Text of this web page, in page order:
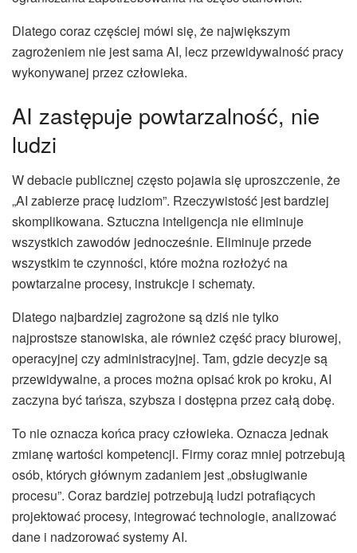
Dlatego coraz częściej mówi się, że największym
zagrożeniem nie jest sama AI, lecz przewidywalność pracy
wykonywanej przez człowieka.
AI zastępuje powtarzalność, nie
ludzi
W debacie publicznej często pojawia się uproszczenie, że
„AI zabierze pracę ludziom”. Rzeczywistość jest bardziej
skomplikowana. Sztuczna inteligencja nie eliminuje
wszystkich zawodów jednocześnie. Eliminuje przede
wszystkim te czynności, które można rozłożyć na
powtarzalne procesy, instrukcje i schematy.
Dlatego najbardziej zagrożone są dziś nie tylko
najprostsze stanowiska, ale również część pracy biurowej,
operacyjnej czy administracyjnej. Tam, gdzie decyzje są
przewidywalne, a proces można opisać krok po kroku, AI
zaczyna być tańsza, szybsza i dostępna przez całą dobę.
To nie oznacza końca pracy człowieka. Oznacza jednak
zmianę wartości kompetencji. Firmy coraz mniej potrzebują
osób, których głównym zadaniem jest „obsługiwanie
procesu”. Coraz bardziej potrzebują ludzi potrafiących
projektować procesy, integrować technologie, analizować
dane i nadzorować systemy AI.